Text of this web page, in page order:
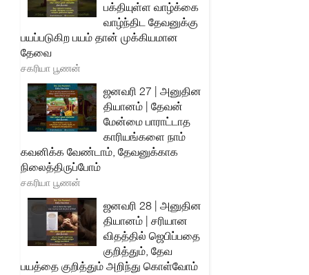
பக்தியுள்ள வாழ்க்கை
வாழ்ந்திட தேவனுக்கு
பயப்படுகிற பயம் தான் முக்கியமான
தேவை
சகரியா பூணன்
ஜனவரி 27 | அனுதின
தியானம் | தேவன்
மேன்மை பாராட்டாத
காரியங்களை நாம்
கவனிக்க வேண்டாம், தேவனுக்காக
நிலைத்திருப்போம்
சகரியா பூணன்
ஜனவரி 28 | அனுதின
தியானம் | சரியான
விதத்தில் ஜெபிப்பதை
குறித்தும், தேவ
பயத்தை குறித்தும் அறிந்து கொள்வோம்